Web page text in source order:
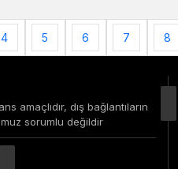
4 5 6 7 8
amaçlıdır, dış bağlantıların
sorumlu değildir